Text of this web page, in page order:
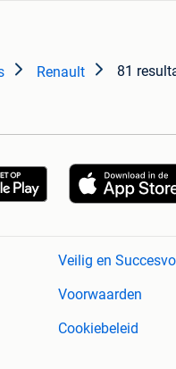
Renault 81
Veilig en
Voorwaarden
Cookiebeleid